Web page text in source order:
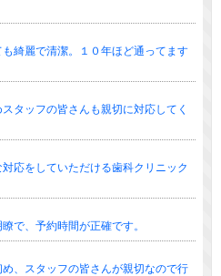
綺麗で清潔。１０年ほど通ってます
タッフの皆さんも親切に対応してく
応をしていただける歯科クリニック
で、予約時間が正確です。
、スタッフの皆さんが親切なので行